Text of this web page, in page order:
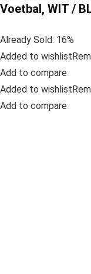
Voetbal, WIT /
Already Sold: 16%
Added to
Add to compare
Added to
Add to compare